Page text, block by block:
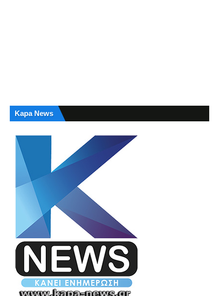
Kapa News